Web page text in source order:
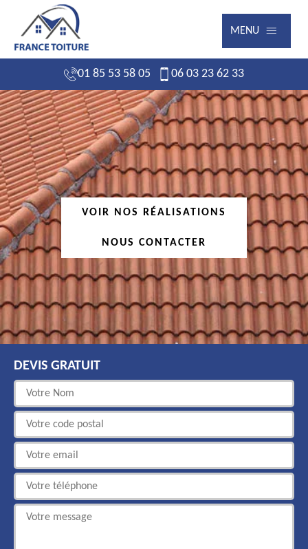
MENU
01 85 53 58 05 06 03 23 62 33
VOIR NOS RÉALISATIONS
NOUS CONTACTER
DEVIS GRATUIT